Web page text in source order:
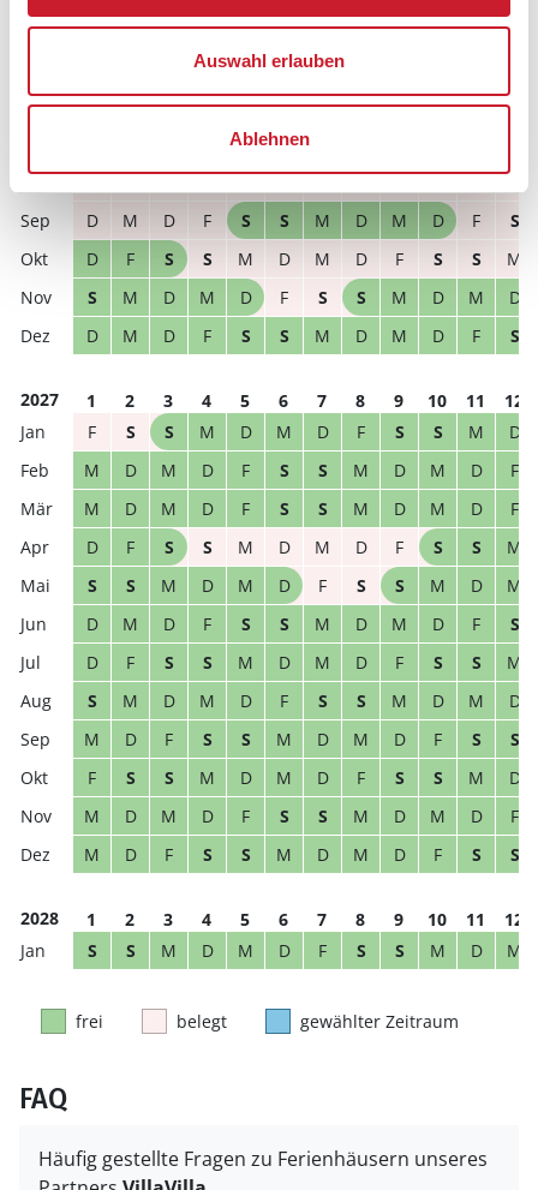
Auswahl erlauben
Ablehnen
frei belegt gewählter Zeitraum
5 6
S
S M D M D F S S M D
M
D
M D F S S M D M D F
S
D
F S S M D M D F S S
M
S
M D M D F S S M D M
D
D
M D F S S M D M D F S
2027 1 2 3 4 5 6 7 8 9 10 11
12
F
S S M D M D F S S M
D
M
D M D F S S M D M D
F
M
D M D F S S M D M D
F
D
F S S M D M D F S S
M
S
S M D M D F S S M D
M
D
M D F S S M D M D F
S
D
F S S M D M D F S S
M
S
M D M D F S S M D M
D
M
D F S S M D M D F S
S
F
S S M D M D F S S M
D
M
D M D F S S M D M D
F
M
D F S S M D M D F S S
2028 1 2 3 4 5 6 7 8 9 10 11
12
S
S M D M D F S S M D M
frei belegt gewählter Zeitraum
FAQ
Häufig gestellte Fragen zu Ferienhäusern unseres